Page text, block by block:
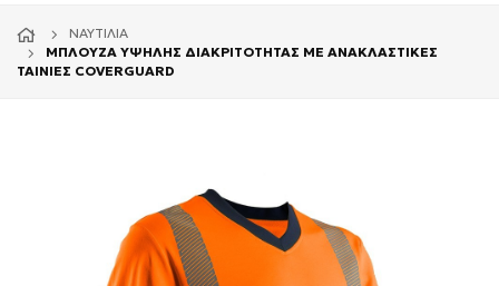
ΝΑΥΤΙΛΊΑ
ΜΠΛΟΥΖΑ ΥΨΗΛΗΣ ΔΙΑΚΡΙΤΟΤΗΤΑΣ ΜΕ ΑΝΑΚΛΑΣΤΙΚΕΣ
ΤΑΙΝΙΕΣ COVERGUARD